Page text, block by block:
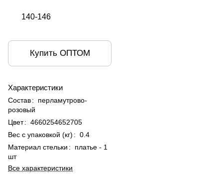
140-146
Купить ОПТОМ
Характеристики
Состав:
перламутрово-
розовый
Цвет: 4660254652705
Вес с упаковкой (кг) : 0.4
Материал стельки :
платье - 1
шт
Все характеристики